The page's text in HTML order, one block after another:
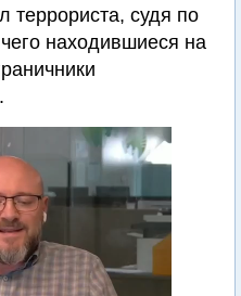
террориста, судя по
находившиеся на